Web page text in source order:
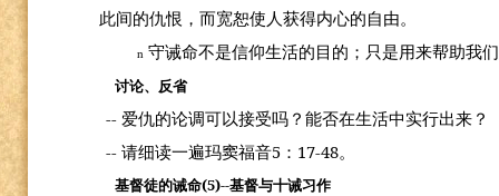
此间的仇恨，而宽恕使人获得内心的自由。
n 守诫命不是信仰生活的目的；只是用来帮助我
讨论、反省
-- 爱仇的论调可以接受吗？能否在生活中实行出来？
--请细读一遍玛窦福音5 ： 17-48。
基督徒的诫命(5)--基督与十诫习作